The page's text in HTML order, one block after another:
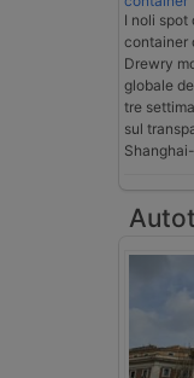
I noli spot
container
Drewry
globale
tre
sul